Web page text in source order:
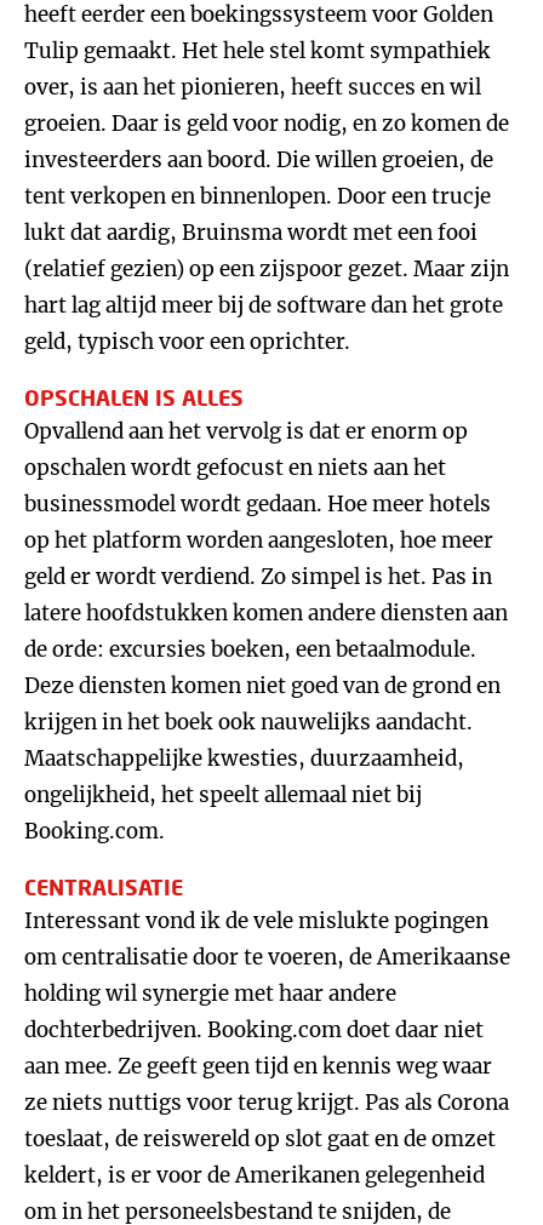
heeft eerder een boekingssysteem voor Golden
Tulip gemaakt. Het hele stel komt sympathiek
over, is aan het pionieren, heeft succes en wil
groeien. Daar is geld voor nodig, en zo komen de
investeerders aan boord. Die willen groeien, de
tent verkopen en binnenlopen. Door een trucje
lukt dat aardig, Bruinsma wordt met een fooi
(relatief gezien) op een zijspoor gezet. Maar zijn
hart lag altijd meer bij de software dan het grote
geld, typisch voor een oprichter.
OPSCHALEN IS ALLES
Opvallend aan het vervolg is dat er enorm op
opschalen wordt gefocust en niets aan het
businessmodel wordt gedaan. Hoe meer hotels
op het platform worden aangesloten, hoe meer
geld er wordt verdiend. Zo simpel is het. Pas in
latere hoofdstukken komen andere diensten aan
de orde: excursies boeken, een betaalmodule.
Deze diensten komen niet goed van de grond en
krijgen in het boek ook nauwelijks aandacht.
Maatschappelijke kwesties, duurzaamheid,
ongelijkheid, het speelt allemaal niet bij
Booking.com.
CENTRALISATIE
Interessant vond ik de vele mislukte pogingen
om centralisatie door te voeren, de Amerikaanse
holding wil synergie met haar andere
dochterbedrijven. Booking.com doet daar niet
aan mee. Ze geeft geen tijd en kennis weg waar
ze niets nuttigs voor terug krijgt. Pas als Corona
toeslaat, de reiswereld op slot gaat en de omzet
keldert, is er voor de Amerikanen gelegenheid
om in het personeelsbestand te snijden, de